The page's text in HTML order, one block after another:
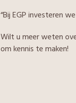
“Bij EGP investeren
Wilt u meer weten
om kennis te maken!